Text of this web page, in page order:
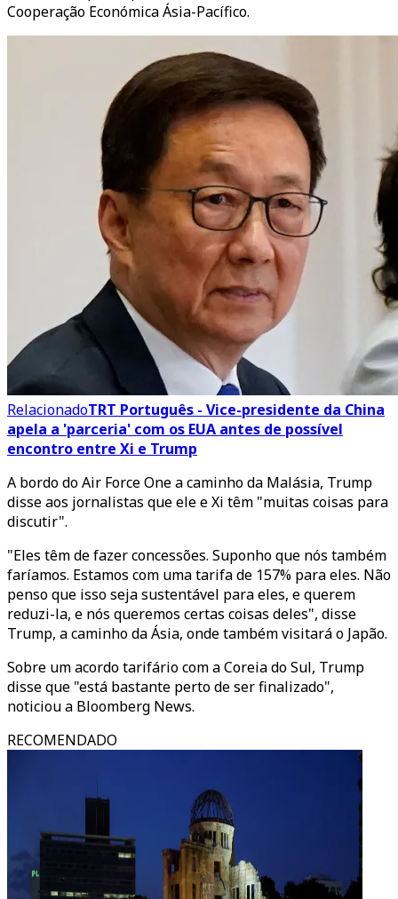
Cooperação Económica Ásia-Pacífico.
RelacionadoTRT Português - Vice-presidente da China
apela a 'parceria' com os EUA antes de possível
encontro entre Xi e Trump
A bordo do Air Force One a caminho da Malásia, Trump
disse aos jornalistas que ele e Xi têm "muitas coisas para
discutir".
"Eles têm de fazer concessões. Suponho que nós também
faríamos. Estamos com uma tarifa de 157% para eles. Não
penso que isso seja sustentável para eles, e querem
reduzi-la, e nós queremos certas coisas deles", disse
Trump, a caminho da Ásia, onde também visitará o Japão.
Sobre um acordo tarifário com a Coreia do Sul, Trump
disse que "está bastante perto de ser finalizado",
noticiou a Bloomberg News.
RECOMENDADO